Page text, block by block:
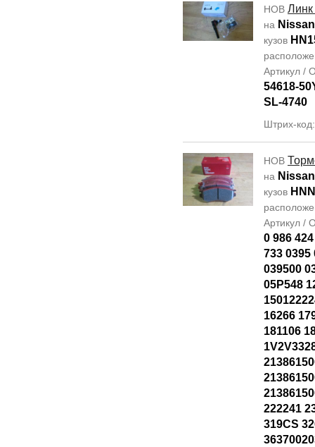
НОВ Линк
на
кузов
Артикул /
54618-
SL-4740
Штрих-
НОВ
на
кузов
Артикул /
0 986
733 0395
039500
05P548
16266
181106
222241
319CS